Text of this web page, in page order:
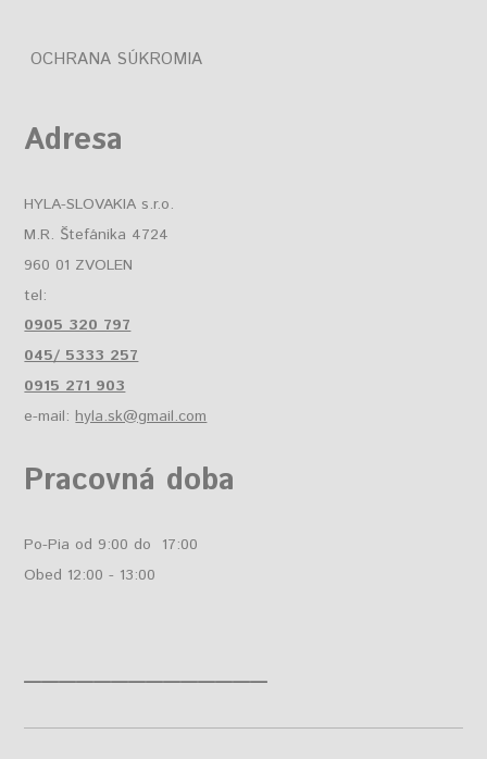
OCHRANA SÚKROMIA
Adresa
HYLA-SLOVAKIA s.r.o.
M.R. Štefánika 4724
960 01 ZVOLEN
tel:
0905 320 797
045/ 5333 257
0915 271 903
e-mail: hyla.sk@gmail.com
Pracovná doba
Po-Pia od 9:00 do 17:00
Obed 12:00 - 13:00
______________